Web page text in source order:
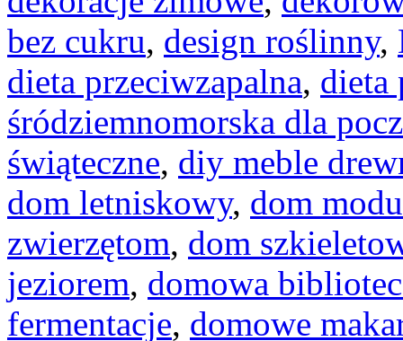
bez cukru, design roślinny,
dieta przeciwzapalna, dieta
śródziemnomorska dla
świąteczne, diy meble
dom letniskowy, dom
zwierzętom, dom
jeziorem, domowa
fermentacje, domowe